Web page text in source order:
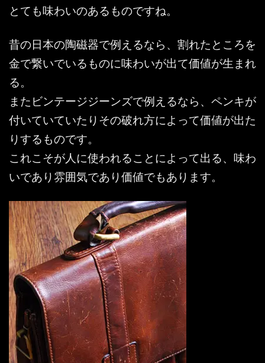
とても味わいのあるものですね。
昔の日本の陶磁器で例えるなら、割れたところを
金で繋いでいるものに味わいが出て価値が生まれ
る。
またビンテージジーンズで例えるなら、ペンキが
付いていていたりその破れ方によって価値が出た
りするものです。
これこそが人に使われることによって出る、味わ
いであり雰囲気であり価値でもあります。